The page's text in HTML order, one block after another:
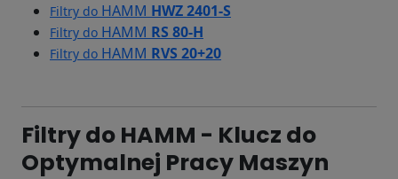
Filtry do HAMM HWZ 2401-S
Filtry do HAMM RS 80-H
Filtry do HAMM RVS 20+20
Filtry do HAMM - Klucz do
Optymalnej Pracy Maszyn